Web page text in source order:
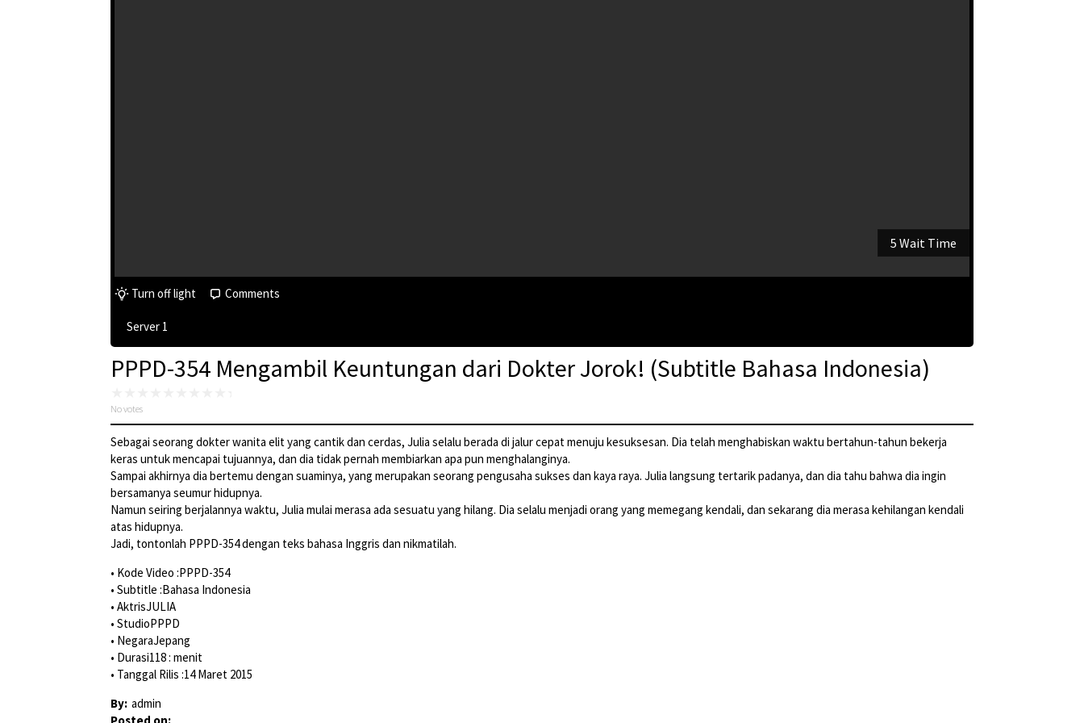
5 Wait Time
Turn off light Comments
Server 1
PPPD-354 Mengambil Keuntungan dari Dokter Jorok! (Subtitle Bahasa Indonesia)
No votes
Sebagai seorang dokter wanita elit yang cantik dan cerdas, Julia selalu berada di jalur cepat menuju kesuksesan. Dia telah menghabiskan waktu bertahun-tahun bekerja
keras untuk mencapai tujuannya, dan dia tidak pernah membiarkan apa pun menghalanginya.
Sampai akhirnya dia bertemu dengan suaminya, yang merupakan seorang pengusaha sukses dan kaya raya. Julia langsung tertarik padanya, dan dia tahu bahwa dia ingin
bersamanya seumur hidupnya.
Namun seiring berjalannya waktu, Julia mulai merasa ada sesuatu yang hilang. Dia selalu menjadi orang yang memegang kendali, dan sekarang dia merasa kehilangan kendali
atas hidupnya.
Jadi, tontonlah PPPD-354 dengan teks bahasa Inggris dan nikmatilah.
• Kode Video :PPPD-354
• Subtitle :Bahasa Indonesia
• AktrisJULIA
• StudioPPPD
• NegaraJepang
• Durasi118 : menit
• Tanggal Rilis :14 Maret 2015
By: admin